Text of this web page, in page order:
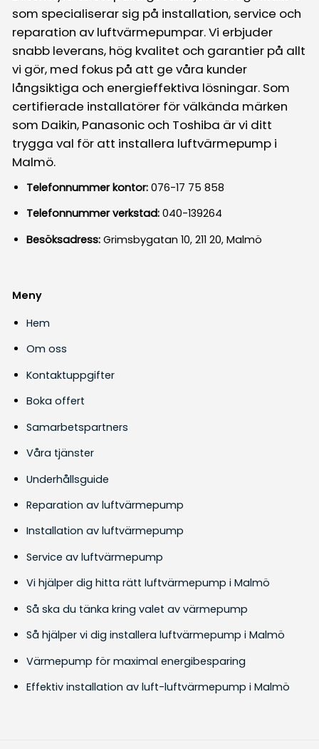
som specialiserar sig på installation, service och
reparation av luftvärmepumpar. Vi erbjuder
snabb leverans, hög kvalitet och garantier på allt
vi gör, med fokus på att ge våra kunder
långsiktiga och energieffektiva lösningar. Som
certifierade installatörer för välkända märken
som Daikin, Panasonic och Toshiba är vi ditt
trygga val för att installera luftvärmepump i
Malmö.
Telefonnummer kontor: 076-17 75 858
Telefonnummer verkstad: 040-139264
Besöksadress:Grimsbygatan 10, 211 20, Malmö
Meny
Hem
Om oss
Kontaktuppgifter
Boka offert
Samarbetspartners
Våra tjänster
Underhållsguide
Reparation av luftvärmepump
Installation av luftvärmepump
Service av luftvärmepump
Vi hjälper dig hitta rätt luftvärmepump i Malmö
Så ska du tänka kring valet av värmepump
Så hjälper vi dig installera luftvärmepump i Malmö
Värmepump för maximal energibesparing
Effektiv installation av luft-luftvärmepump i Malmö